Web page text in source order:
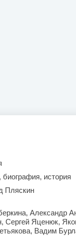
биография, история
Пляскин
Александр
Сергей Яценюк,
Вадим